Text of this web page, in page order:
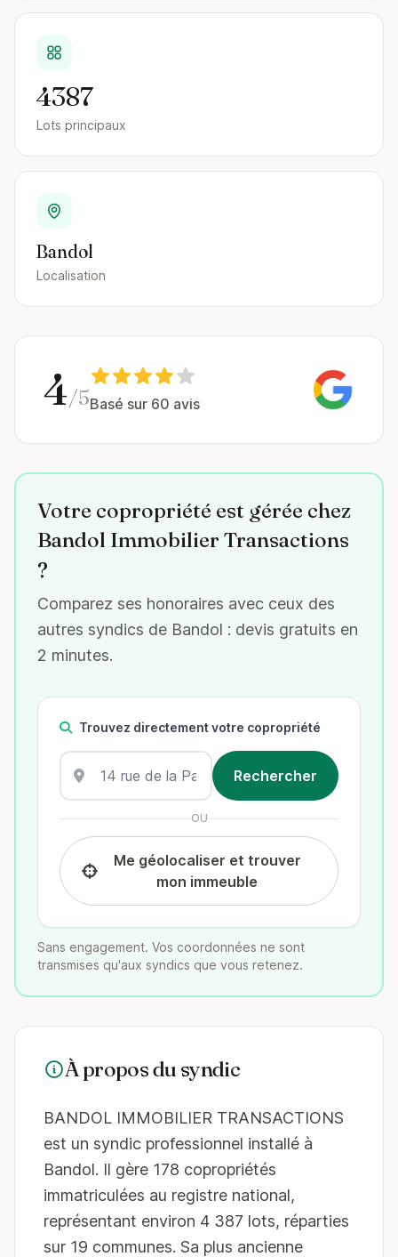
4387
Lots principaux
Bandol
Localisation
4/5Basé sur 60 avis
Votre copropriété est gérée chez
Bandol Immobilier Transactions
?
Comparez ses honoraires avec ceux des
autres syndics de Bandol : devis gratuits en
2 minutes.
Trouvez directement votre copropriété
OU
Me géolocaliser et trouver
mon immeuble
Sans engagement. Vos coordonnées ne sont
transmises qu'aux syndics que vous retenez.
À propos du syndic
BANDOL IMMOBILIER TRANSACTIONS
est un syndic professionnel installé à
Bandol. Il gère 178 copropriétés
immatriculées au registre national,
représentant environ 4 387 lots, réparties
sur 19 communes. Sa plus ancienne